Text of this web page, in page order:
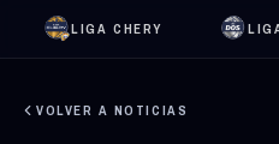
LIGA CHERY
VOLVER A NOTICIAS